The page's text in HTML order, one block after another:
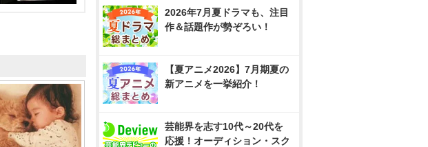
2026年7月夏ドラマも、注目
作＆話題作が勢ぞろい！
【夏アニメ2026】7月期夏の
新アニメを一挙紹介！
芸能界を志す10代～20代を
応援！オーディション・スク